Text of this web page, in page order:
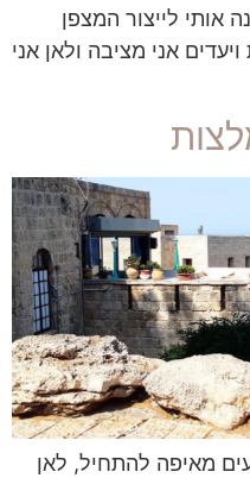
אותי לייצור המצפן
אני מציבה ולאן אני
מאיפה להתחיל, לאן